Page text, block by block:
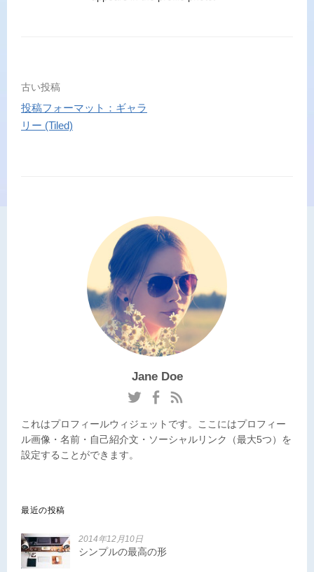
投
古い投稿
投稿フォーマット：ギャラ
リー (Tiled)
Jane Doe
これはプロフィールウィジェットです。ここにはプロフィー
ル画像・名前・自己紹介文・ソーシャルリンク（最大5つ）を
設定することができます。
最近の投稿
2014年12月10日
シンプルの最高の形